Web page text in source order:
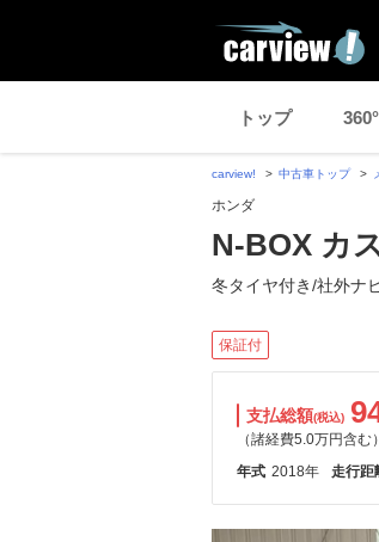
トップ
carview! 中古車トップ
ホンダ
N-BOX カ
冬タイヤ付き/社外ナ
保証付
支払総額(税込)
（諸経費5.0万円含む）
年式 2018年 走行距